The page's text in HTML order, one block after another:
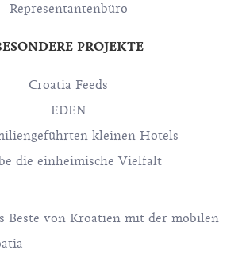
Representantenbüro
PROJEKTE
Croatia Feeds
EDEN
kleinen Hotels
die einheimische Vielfalt
Beste von Kroatien mit der mobilen